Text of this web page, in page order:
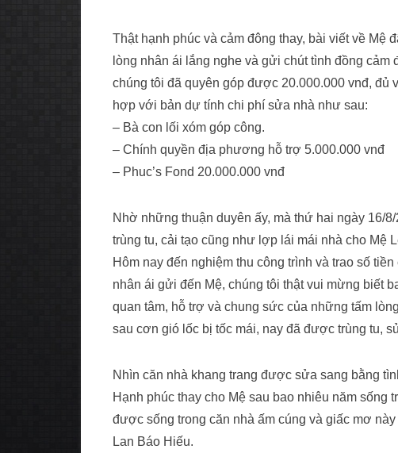
Thật hạnh phúc và cảm đông thay, bài viết về Mệ
lòng nhân ái lắng nghe và gửi chút tình đồng
chúng tôi đã quyên góp được 20.000.000 vnđ, đủ
hợp với bản dự tính chi phí sửa nhà như sau:
– Bà con lối xóm góp công.
– Chính quyền địa phương hỗ trợ 5.000.000 vnđ
– Phuc’s Fond 20.000.000 vnđ
Nhờ những thuận duyên ấy, mà thứ hai ngày 16/
trùng tu, cải tạo cũng như lợp lái mái nhà cho Mệ
Hôm nay đến nghiệm thu công trình và trao số
nhân ái gửi đến Mệ, chúng tôi thật vui mừng biết
quan tâm, hỗ trợ và chung sức của những tấm
sau cơn gió lốc bị tốc mái, nay đã được trùng tu,
Nhìn căn nhà khang trang được sửa sang bằng
Hạnh phúc thay cho Mệ sau bao nhiêu năm
được sống trong căn nhà ấm cúng và giấc mơ
Lan Báo Hiếu.